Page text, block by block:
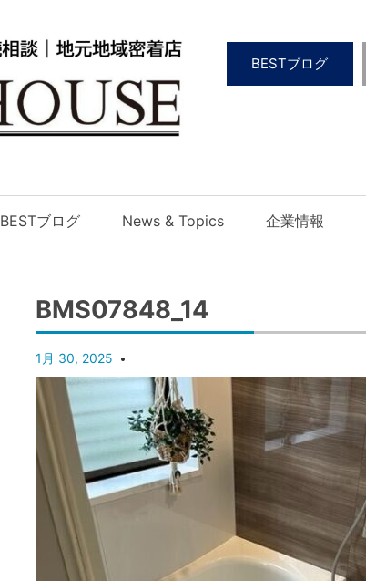
BESTブログ
BESTブログ News & Topics 企業情報
BMS07848_14
1月 30, 2025